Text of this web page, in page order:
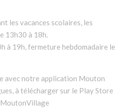
les vacances scolaires, les
13h30 à 18h.
à 19h, fermeture hebdomadaire le
avec notre application Mouton
à télécharger sur le Play Store